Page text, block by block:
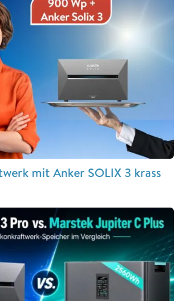
mit Anker SOLIX 3 krass